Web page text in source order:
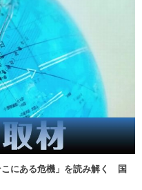
こにある危機」を読み解く 国